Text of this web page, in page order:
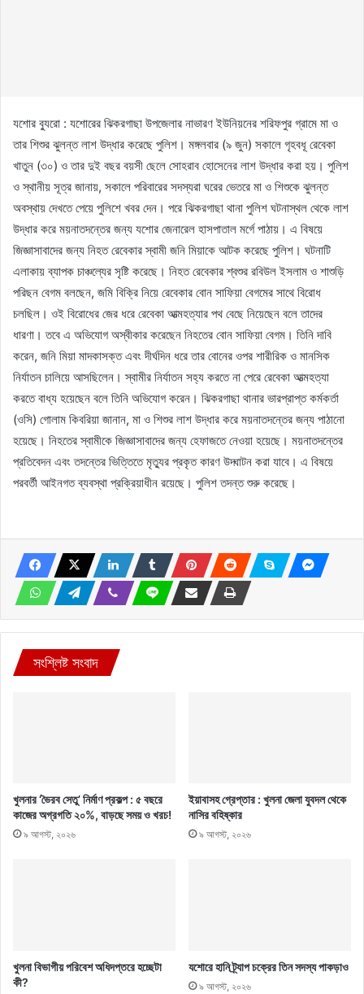
যশোর ব্যুরো : যশোরের ঝিকরগাছা উপজেলার নাভারণ ইউনিয়নের শরিফপুর গ্রামে মা ও
তার শিশুর ঝুলন্ত লাশ উদ্ধার করেছে পুলিশ। মঙ্গলবার (৯ জুন) সকালে গৃহবধূ রেবেকা
খাতুন (৩০) ও তার দুই বছর বয়সী ছেলে সোহরাব হোসেনের লাশ উদ্ধার করা হয়। পুলিশ
ও স্থানীয় সূত্র জানায়, সকালে পরিবারের সদস্যরা ঘরের ভেতরে মা ও শিশুকে ঝুলন্ত
অবস্থায় দেখতে পেয়ে পুলিশে খবর দেন। পরে ঝিকরগাছা থানা পুলিশ ঘটনাস্থল থেকে লাশ
উদ্ধার করে ময়নাতদন্তের জন্য যশোর জেনারেল হাসপাতাল মর্গে পাঠায়। এ বিষয়ে
জিজ্ঞাসাবাদের জন্য নিহত রেবেকার স্বামী জনি মিয়াকে আটক করেছে পুলিশ। ঘটনাটি
এলাকায় ব্যাপক চাঞ্চল্যের সৃষ্টি করেছে। নিহত রেবেকার শ্বশুর রবিউল ইসলাম ও শাশুড়ি
পরিছন বেগম বলছেন, জমি বিক্রি নিয়ে রেবেকার বোন সাফিয়া বেগমের সাথে বিরোধ
চলছিল। ওই বিরোধের জের ধরে রেবেকা আত্মহত্যার পথ বেছে নিয়েছেন বলে তাদের
ধারণা। তবে এ অভিযোগ অস্বীকার করেছেন নিহতের বোন সাফিয়া বেগম। তিনি দাবি
করেন, জনি মিয়া মাদকাসক্ত এবং দীর্ঘদিন ধরে তার বোনের ওপর শারীরিক ও মানসিক
নির্যাতন চালিয়ে আসছিলেন। স্বামীর নির্যাতন সহ্য করতে না পেরে রেবেকা আত্মহত্যা
করতে বাধ্য হয়েছেন বলে তিনি অভিযোগ করেন। ঝিকরগাছা থানার ভারপ্রাপ্ত কর্মকর্তা
(ওসি) গোলাম কিবরিয়া জানান, মা ও শিশুর লাশ উদ্ধার করে ময়নাতদন্তের জন্য পাঠানো
হয়েছে। নিহতের স্বামীকে জিজ্ঞাসাবাদের জন্য হেফাজতে নেওয়া হয়েছে। ময়নাতদন্তের
প্রতিবেদন এবং তদন্তের ভিত্তিতে মৃত্যুর প্রকৃত কারণ উদ্ঘাটন করা যাবে। এ বিষয়ে
পরবর্তী আইনগত ব্যবস্থা প্রক্রিয়াধীন রয়েছে। পুলিশ তদন্ত শুরু করেছে।
সংশ্লিষ্ট সংবাদ
খুলনার ‘ভৈরব সেতু’ নির্মাণ প্রকল্প : ৫ বছরে
কাজের অগ্রগতি ২০%, বাড়ছে সময় ও খরচ!
৯ আগস্ট, ২০২৬
ইয়াবাসহ গ্রেপ্তার : খুলনা জেলা যুবদল থেকে
নাসির বহিষ্কার
৯ আগস্ট, ২০২৬
খুলনা বিভাগীয় পরিবেশ অধিদপ্তরে হচ্ছেটা
কী?
যশোরে হানি ট্র্যাপ চক্রের তিন সদস্য পাকড়াও
৯ আগস্ট, ২০২৬